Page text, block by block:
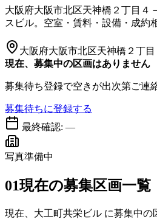
大阪府大阪市北区天神橋２丁目４
スビル。空室・賃料・設備・成約
大阪府大阪市北区天神橋２丁目
現在、募集中の区画はありません
募集待ち登録で空きが出次第ご連
募集待ちに登録する
最終確認: —
写真準備中
01現在の募集区画一覧
現在、 大工町共栄ビル に募集中の